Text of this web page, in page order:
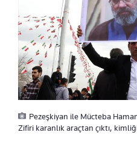
Pezeşkiyan ile Mücteba
Zifiri karanlık araçtan çıktı,